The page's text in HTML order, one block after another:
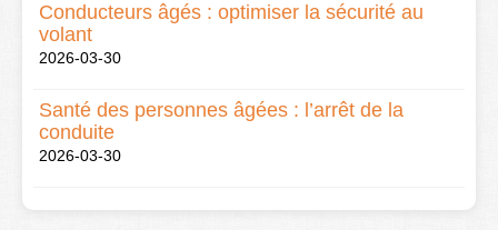
Conducteurs âgés : optimiser la sécurité au
volant
2026-03-30
Santé des personnes âgées : l’arrêt de la
conduite
2026-03-30